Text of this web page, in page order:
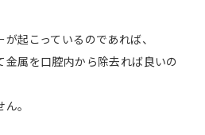
起こっているのであれば、
金属を口腔内から除去れば良いの
。